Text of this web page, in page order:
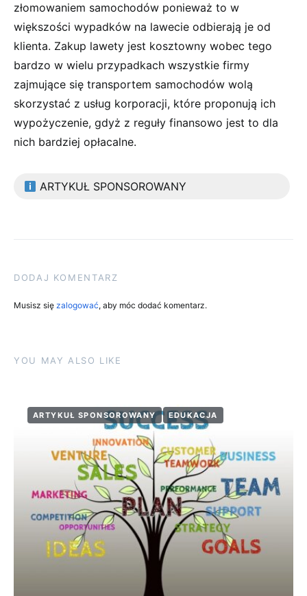
złomowaniem samochodów ponieważ to w
większości wypadków na lawecie odbierają je od
klienta. Zakup lawety jest kosztowny wobec tego
bardzo w wielu przypadkach wszystkie firmy
zajmujące się transportem samochodów wolą
skorzystać z usług korporacji, które proponują ich
wypożyczenie, gdyż z reguły finansowo jest to dla
nich bardziej opłacalne.
ARTYKUŁ SPONSOROWANY
DODAJ KOMENTARZ
Musisz się zalogować, aby móc dodać komentarz.
YOU MAY ALSO LIKE
ARTYKUŁ SPONSOROWANY EDUKACJA